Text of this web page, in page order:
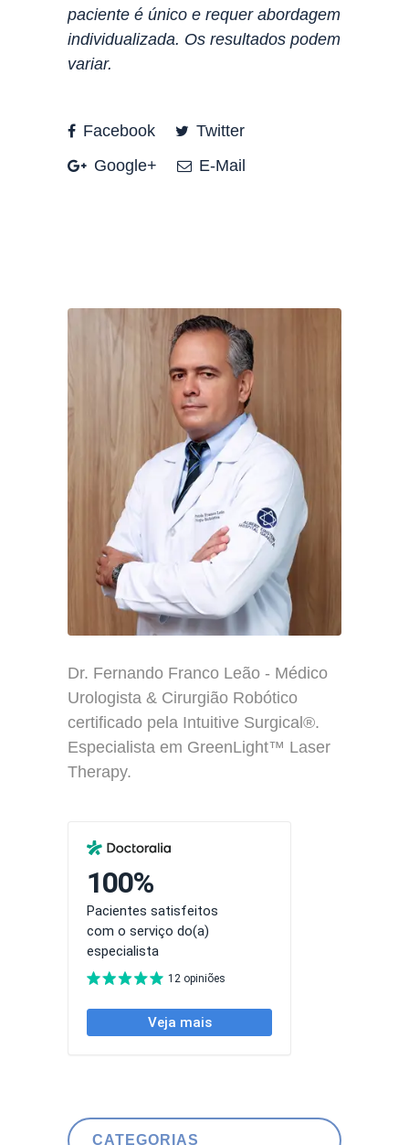
paciente é único e requer abordagem
individualizada. Os resultados podem
variar.
Facebook
Twitter
Google+
E-Mail
Dr. Fernando Franco Leão - Médico
Urologista & Cirurgião Robótico
certificado pela Intuitive Surgical®.
Especialista em GreenLight™ Laser
Therapy.
CATEGORIAS